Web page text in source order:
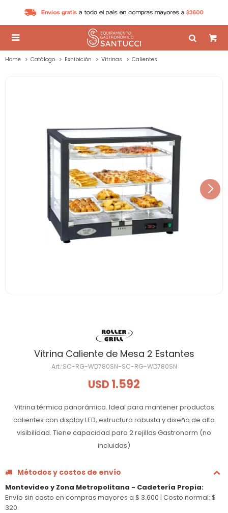

Home Catálogo Exhibición Vitrinas Calientes
Vitrina Caliente de Mesa 2 Estantes
SC-RG-WD780SN-SC-RG-WD780SN
USD 1.592
Vitrina térmica panorámica. Ideal para mantener productos
calientes con display LED, estructura robusta y diseño de alta
visibilidad. Tiene capacidad para 2 rejillas Gastronorm (no
incluidas)
Métodos y costos de envío
Montevideo y Zona Metropolitana - Cadetería Propia:
Envío sin costo en compras mayores a $ 3.600 | Costo normal: $
320.